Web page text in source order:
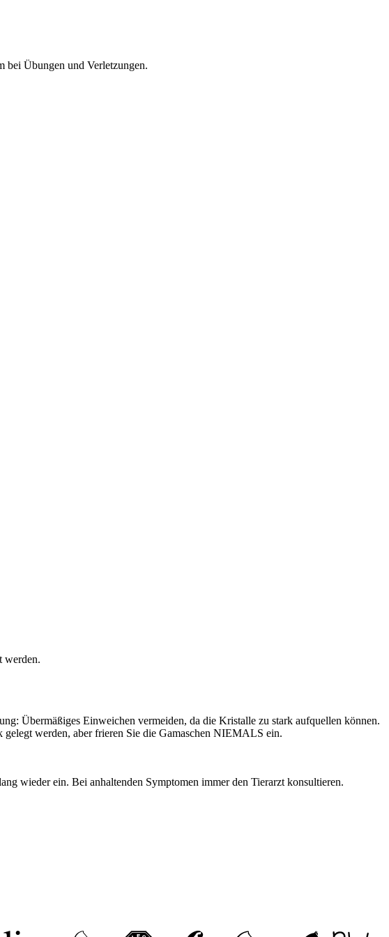
bei Übungen und Verletzungen.
werden.
Übermäßiges Einweichen vermeiden, da die Kristalle zu stark aufquellen können.
gelegt werden, aber frieren Sie die Gamaschen NIEMALS ein.
wieder ein. Bei anhaltenden Symptomen immer den Tierarzt konsultieren.